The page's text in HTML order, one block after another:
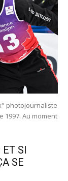
photojournaliste
1997. Au moment
SI
SE